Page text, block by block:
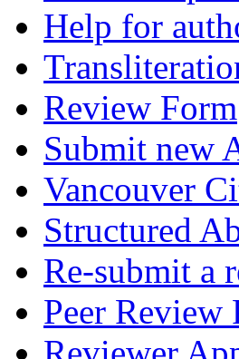
Help for
Review Form
Submit new
Vancouver
Structured
Re-submit a
Peer Review